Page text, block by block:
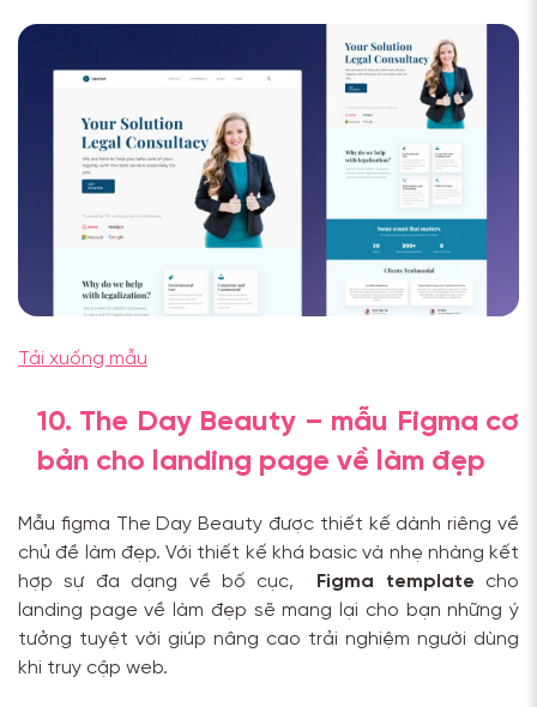
Tải xuống mẫu
10. The Day Beauty – mẫu Figma cơ
bản cho landing page về làm đẹp
Mẫu figma The Day Beauty được thiết kế dành riêng về
chủ đề làm đẹp. Với thiết kế khá basic và nhẹ nhàng kết
hợp sự đa dạng về bố cục,
Figma template cho
landing page về làm đẹp sẽ mang lại cho bạn những ý
tưởng tuyệt vời giúp nâng cao trải nghiệm người dùng
khi truy cập web.